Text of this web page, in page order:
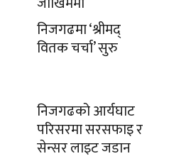
निजगढमा ‘श्रीमद्
वितक चर्चा’ सुरु
निजगढको आर्यघाट
परिसरमा सरसफाइ र
सेन्सर लाइट जडान